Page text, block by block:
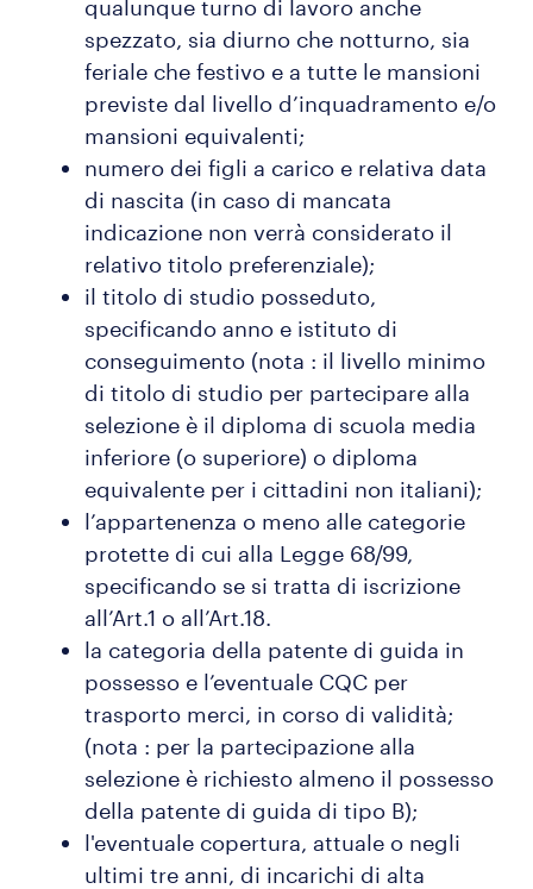
qualunque turno di lavoro anche
spezzato, sia diurno che notturno, sia
feriale che festivo e a tutte le mansioni
previste dal livello d’inquadramento e/o
mansioni equivalenti;
numero dei figli a carico e relativa data
di nascita (in caso di mancata
indicazione non verrà considerato il
relativo titolo preferenziale);
il titolo di studio posseduto,
specificando anno e istituto di
conseguimento (nota : il livello minimo
di titolo di studio per partecipare alla
selezione è il diploma di scuola media
inferiore (o superiore) o diploma
equivalente per i cittadini non italiani);
l’appartenenza o meno alle categorie
protette di cui alla Legge 68/99,
specificando se si tratta di iscrizione
all’Art.1 o all’Art.18.
la categoria della patente di guida in
possesso e l’eventuale CQC per
trasporto merci, in corso di validità;
(nota : per la partecipazione alla
selezione è richiesto almeno il possesso
della patente di guida di tipo B);
l'eventuale copertura, attuale o negli
ultimi tre anni, di incarichi di alta